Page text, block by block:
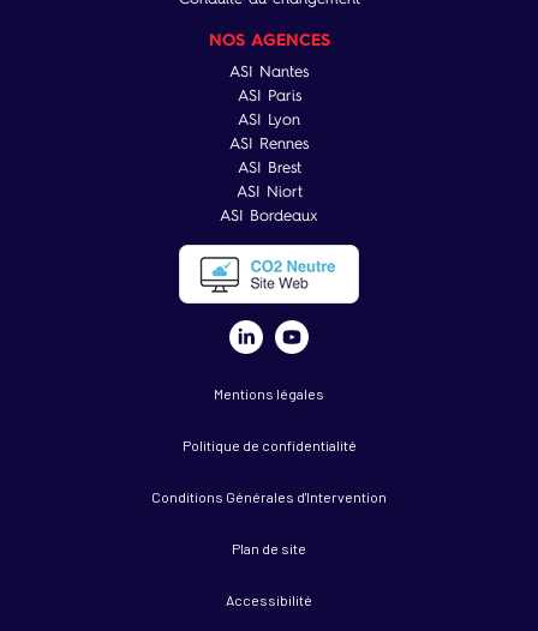
NOS AGENCES
ASI Nantes
ASI Paris
ASI Lyon
ASI Rennes
ASI Brest
ASI Niort
ASI Bordeaux
Mentions légales
Politique de confidentialité
Conditions Générales d'Intervention
Plan de site
Accessibilité